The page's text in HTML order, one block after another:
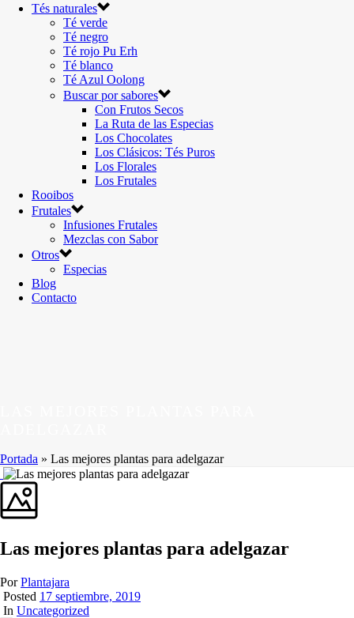
Tés naturales
Té verde
Té negro
Té rojo Pu Erh
Té blanco
Té Azul Oolong
Buscar por sabores
Con Frutos Secos
La Ruta de las Especias
Los Chocolates
Los Clásicos: Tés Puros
Los Florales
Los Frutales
Rooibos
Frutales
Infusiones Frutales
Mezclas con Sabor
Otros
Especias
Blog
Contacto
Portada » Las mejores plantas para adelgazar
Las mejores plantas para adelgazar
PorPlantajara
Posted 17 septiembre, 2019
In Uncategorized